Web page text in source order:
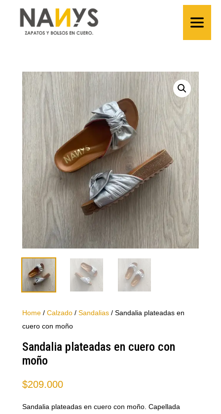
Home/ Calzado/ Sandalias/ Sandalia plateadas en
cuero con moño
Sandalia plateadas en cuero con
moño
$209.000
Sandalia plateadas en cuero con moño. Capellada